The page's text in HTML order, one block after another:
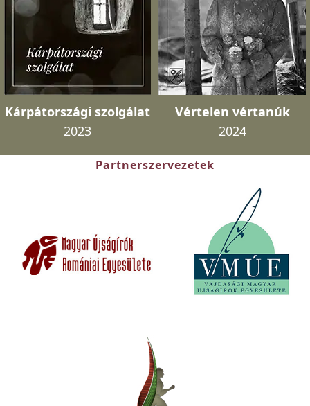
Kárpátországi szolgálat
2023
Vértelen vértanúk
2024
Partnerszervezetek